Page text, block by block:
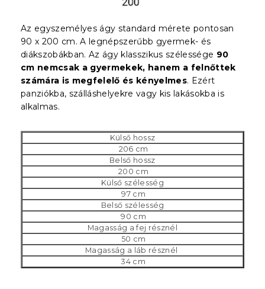
Az egyszemélyes ágy standard mérete pontosan
90 x 200 cm. A legnépszerűbb gyermek- és
diákszobákban. Az ágy klasszikus szélessége 90
cm nemcsak a gyermekek, hanem a felnőttek
számára is megfelelő és kényelmes. Ezért
panziókba, szálláshelyekre vagy kis lakásokba is
alkalmas.
Külső hossz
206 cm
Belső hossz
200 cm
Külső szélesség
97 cm
Belső szélesség
90 cm
Magasság a fej résznél
50 cm
Magasság a láb résznél
34 cm